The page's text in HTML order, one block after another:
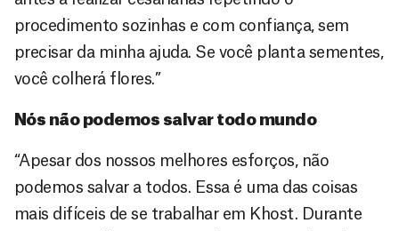
procedimento sozinhas e com confiança, sem
precisar da minha ajuda. Se você planta sementes,
você colherá flores.”
Nós não podemos salvar todo mundo
“Apesar dos nossos melhores esforços, não
podemos salvar a todos. Essa é uma das coisas
mais difíceis de se trabalhar em Khost. Durante